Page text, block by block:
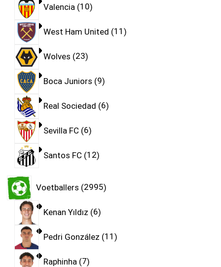
Valencia 10
West Ham United 11
Wolves 23
Boca Juniors 9
Real Sociedad 6
Sevilla FC 6
Santos FC 12
Voetballers 2995
Kenan Yıldız 6
Pedri González 11
Raphinha 7